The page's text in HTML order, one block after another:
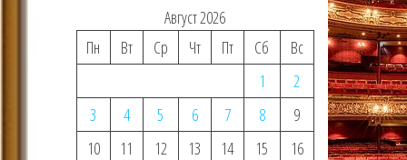
Август 2026
Пн
Вт Ср Чт Пт Сб
Вс
1
2
3
4 5 6 7 8
9
10
11 12 13 14 15
16